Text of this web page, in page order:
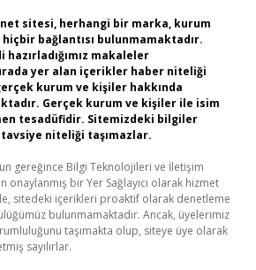
sitesi, herhangi bir marka, kurum
bağlantısı bulunmamaktadır.
hazırladığımız makaleler
yer alan içerikler haber niteliği
kurum ve kişiler hakkında
Gerçek kurum ve kişiler ile isim
tesadüfidir. Sitemizdeki bilgiler
niteliği taşımazlar.
gereğince Bilgi Teknolojileri ve İletişim
onaylanmış bir Yer Sağlayıcı olarak hizmet
sitedeki içerikleri proaktif olarak denetleme
bulunmamaktadır. Ancak, üyelerimiz
taşımakta olup, siteye üye olarak
sayılırlar.